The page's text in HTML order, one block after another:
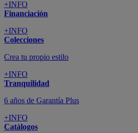
+INFO
Financiación
+INFO
Colecciones
Crea tu propio estilo
+INFO
Tranquilidad
6 años de Garantía Plus
+INFO
Catálogos